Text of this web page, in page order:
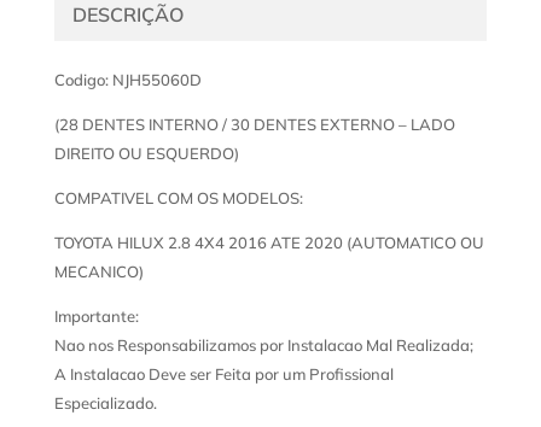
DESCRIÇÃO
Codigo: NJH55060D
(28 DENTES INTERNO / 30 DENTES EXTERNO – LADO
DIREITO OU ESQUERDO)
COMPATIVEL COM OS MODELOS:
TOYOTA HILUX 2.8 4X4 2016 ATE 2020 (AUTOMATICO OU
MECANICO)
Importante:
Nao nos Responsabilizamos por Instalacao Mal Realizada;
A Instalacao Deve ser Feita por um Profissional
Especializado.